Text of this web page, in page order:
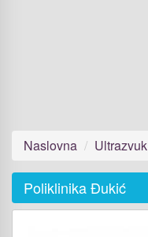
Naslovna Ultrazvuk
Poliklinika Đukić